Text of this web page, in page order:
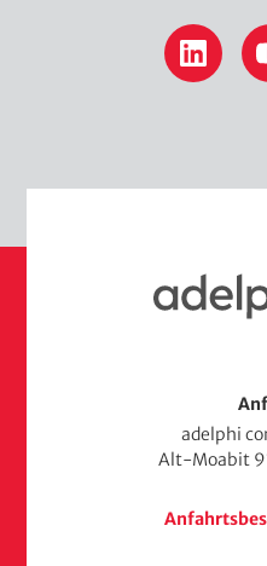
LinkedIn
t
a
t
adelphi
Alt-Moabit